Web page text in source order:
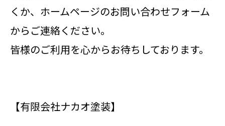
くか、ホームページのお問い合わせフォーム
からご連絡ください。
皆様のご利用を心からお待ちしております。
【有限会社ナカオ塗装】